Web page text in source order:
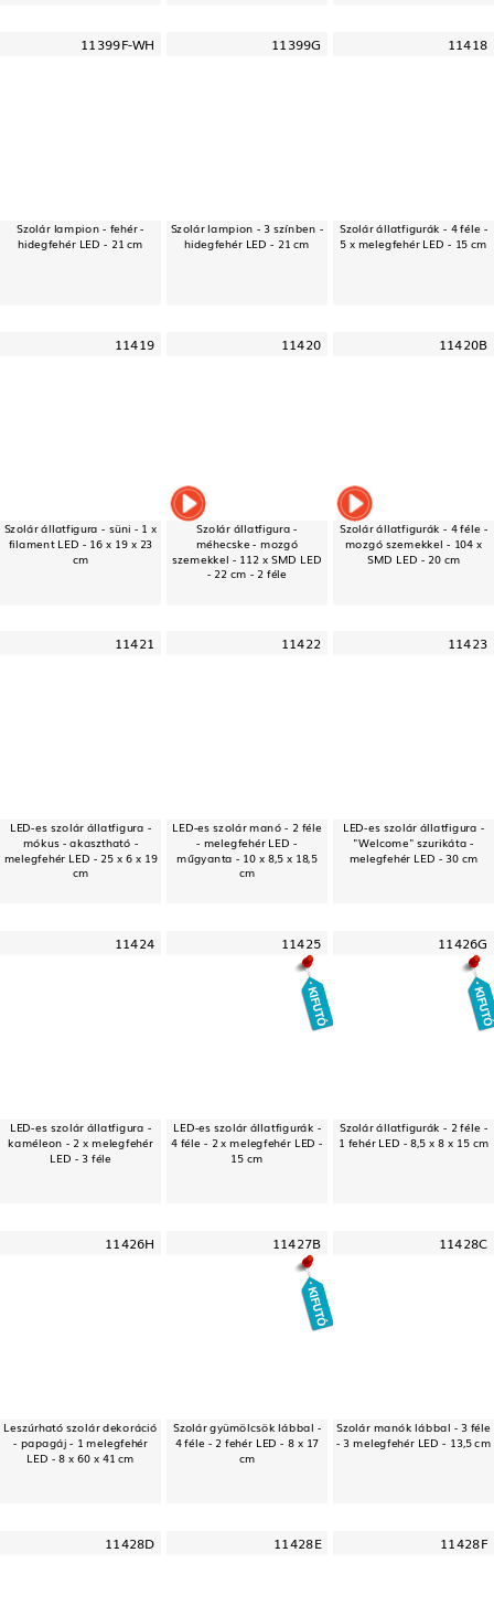
11399F-WH
Szolár lampion - fehér -
hidegfehér LED - 21 cm
11399G
Szolár lampion - 3 színben -
hidegfehér LED - 21 cm
11418
Szolár állatfigurák - 4 féle -
5 x melegfehér LED - 15 cm
11419
Szolár állatfigura - süni - 1 x
filament LED - 16 x 19 x 23
cm
11420
Szolár állatfigura -
méhecske - mozgó
szemekkel - 112 x SMD LED
- 22 cm - 2 féle
11420B
Szolár állatfigurák - 4 féle -
mozgó szemekkel - 104 x
SMD LED - 20 cm
11421
LED-es szolár állatfigura -
mókus - akasztható -
melegfehér LED - 25 x 6 x 19
cm
11422
LED-es szolár manó - 2 féle
- melegfehér LED -
műgyanta - 10 x 8,5 x 18,5
cm
11423
LED-es szolár állatfigura -
"Welcome" szurikáta -
melegfehér LED - 30 cm
11424
LED-es szolár állatfigura -
kaméleon - 2 x melegfehér
LED - 3 féle
11425
LED-es szolár állatfigurák -
4 féle - 2 x melegfehér LED -
15 cm
11426G
Szolár állatfigurák - 2 féle -
1 fehér LED - 8,5 x 8 x 15 cm
11426H
Leszúrható szolár dekoráció
- papagáj - 1 melegfehér
LED - 8 x 60 x 41 cm
11427B
Szolár gyümölcsök lábbal -
4 féle - 2 fehér LED - 8 x 17
cm
11428C
Szolár manók lábbal - 3 féle
- 3 melegfehér LED - 13,5 cm
11428D 11428E 11428F